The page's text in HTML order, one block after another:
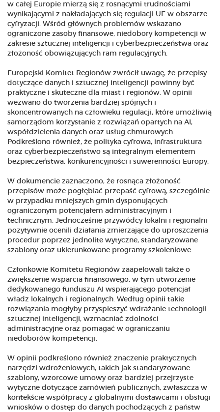
w całej Europie mierzą się z rosnącymi trudnościami
wynikającymi z nakładających się regulacji UE w obszarze
cyfryzacji. Wśród głównych problemów wskazano
ograniczone zasoby finansowe, niedobory kompetencji w
zakresie sztucznej inteligencji i cyberbezpieczeństwa oraz
złożoność obowiązujących ram regulacyjnych.
Europejski Komitet Regionów zwrócił uwagę, że przepisy
dotyczące danych i sztucznej inteligencji powinny być
praktyczne i skuteczne dla miast i regionów. W opinii
wezwano do tworzenia bardziej spójnych i
skoncentrowanych na człowieku regulacji, które umożliwią
samorządom korzystanie z rozwiązań opartych na AI,
współdzielenia danych oraz usług chmurowych.
Podkreślono również, że polityka cyfrowa, infrastruktura
oraz cyberbezpieczeństwo są integralnym elementem
bezpieczeństwa, konkurencyjności i suwerenności Europy.
W dokumencie zaznaczono, że rosnąca złożoność
przepisów może pogłębiać przepaść cyfrową, szczególnie
w przypadku mniejszych gmin dysponujących
ograniczonym potencjałem administracyjnym i
technicznym. Jednocześnie przywódcy lokalni i regionalni
pozytywnie ocenili działania zmierzające do uproszczenia
procedur poprzez jednolite wytyczne, standaryzowane
szablony oraz ukierunkowane programy szkoleniowe.
Członkowie Komitetu Regionów zaapelowali także o
zwiększenie wsparcia finansowego, w tym utworzenie
dedykowanego funduszu AI wspierającego potencjał
władz lokalnych i regionalnych. Według opinii takie
rozwiązania mogłyby przyspieszyć wdrażanie technologii
sztucznej inteligencji, wzmacniać zdolności
administracyjne oraz pomagać w ograniczaniu
niedoborów kompetencji.
W opinii podkreślono również znaczenie praktycznych
narzędzi wdrożeniowych, takich jak standaryzowane
szablony, wzorcowe umowy oraz bardziej przejrzyste
wytyczne dotyczące zamówień publicznych, zwłaszcza w
kontekście współpracy z globalnymi dostawcami i obsługi
wniosków o dostęp do danych pochodzących z państw